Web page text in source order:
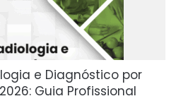
e Diagnóstico por
Guia Profissional